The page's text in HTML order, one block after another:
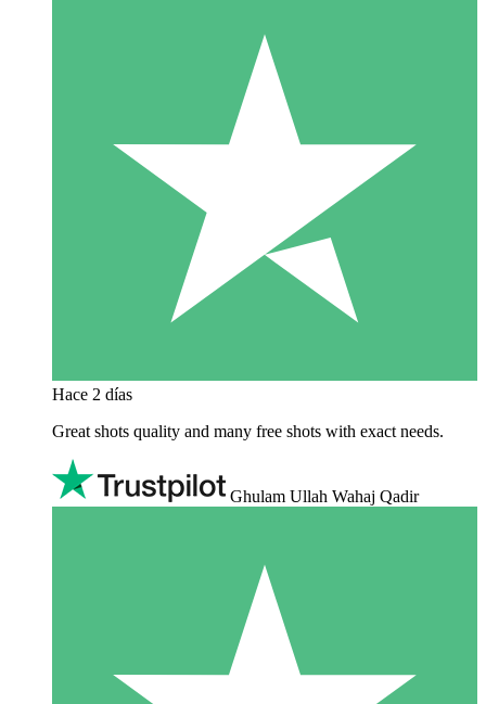
Hace 2 días
Great shots quality and many free shots with exact needs.
Ghulam Ullah Wahaj Qadir